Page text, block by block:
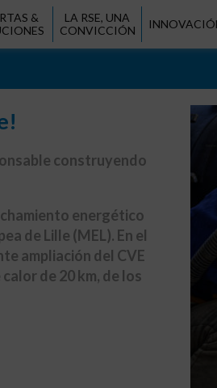
&
LA RSE, UNA
CONVICCIÓN
construyendo
energético
de Lille (MEL). En el
ampliación del CVE
de 20 km, de los